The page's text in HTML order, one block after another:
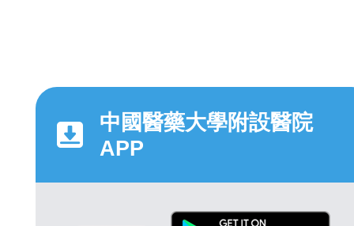
中國醫藥大學附設醫院
APP